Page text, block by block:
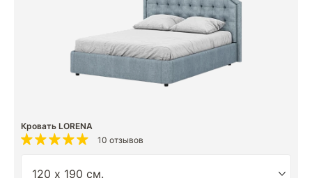
Кровать LORENA
10 отзывов